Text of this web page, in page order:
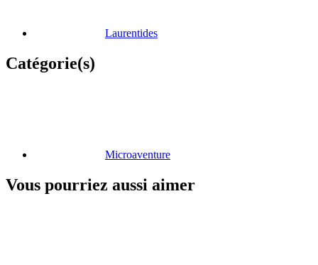
Laurentides
Catégorie(s)
Microaventure
Vous pourriez aussi aimer